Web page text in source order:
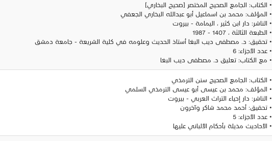
• الكتاب: الجامع الصحيح المختصر [صحيح البخاري]
• المؤلف: محمد بن اسماعيل أبو عبدالله البخاري الجعفي
• الناشر: دار ابن كثير ، اليمامة - بيروت
• الطبعة الثالثة ، 1407 - 1987
• تحقيق: د. مصطفى ديب البغا أستاذ الحديث وعلومه في كلية الشريعة - جامعة دمشق
• عدد الأجزاء: 6
• مع الكتاب: تعليق د. مصطفى ديب البغا
• الكتاب: الجامع الصحيح سنن الترمذي
• المؤلف: محمد بن عيسى أبو عيسى الترمذي السلمي
• الناشر: دار إحياء التراث العربي - بيروت
• تحقيق: أحمد محمد شاكر وآخرون
• عدد الأجزاء: 5
• الأحاديث مذيلة بأحكام الألباني عليها